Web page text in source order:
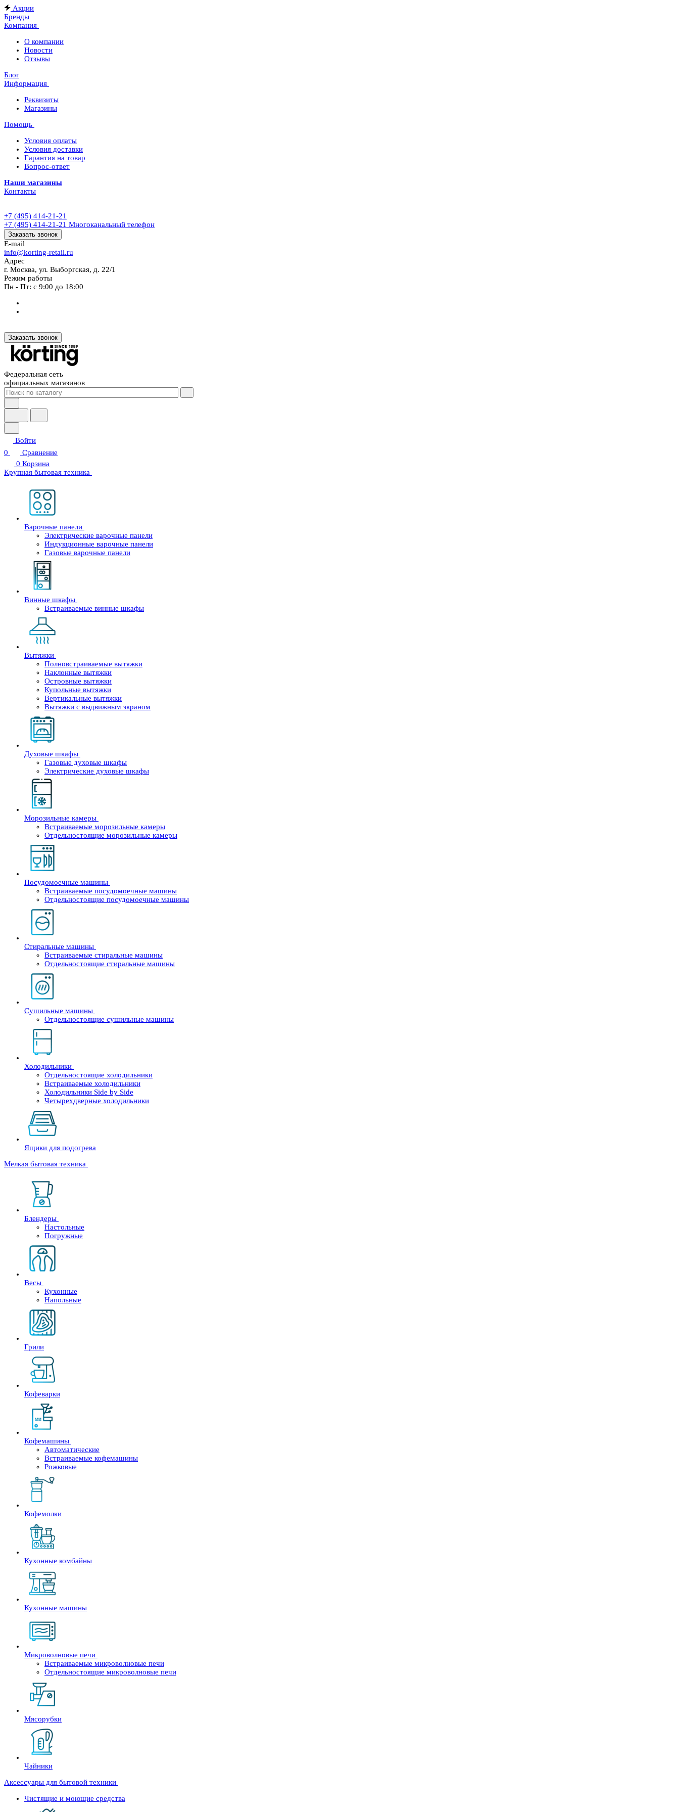
Акции
Бренды
Компания
О компании
Новости
Отзывы
Блог
Информация
Реквизиты
Магазины
Помощь
Условия оплаты
Условия доставки
Гарантия на товар
Вопрос-ответ
Наши магазины
Контакты
+7 (495) 414-21-21
+7 (495) 414-21-21 Многоканальный телефон
Заказать звонок
E-mail
info@korting-retail.ru
Адрес
г. Москва, ул. Выборгская, д. 22/1
Режим работы
Пн - Пт: с 9:00 до 18:00
Заказать звонок
Федеральная сеть
официальных магазинов
Войти
0
Сравнение
0 Корзина
Крупная бытовая техника
Варочные панели
Электрические варочные панели
Индукционные варочные панели
Газовые варочные панели
Винные шкафы
Встраиваемые винные шкафы
Вытяжки
Полновстраиваемые вытяжки
Наклонные вытяжки
Островные вытяжки
Купольные вытяжки
Вертикальные вытяжки
Вытяжки с выдвижным экраном
Духовые шкафы
Газовые духовые шкафы
Электрические духовые шкафы
Морозильные камеры
Встраиваемые морозильные камеры
Отдельностоящие морозильные камеры
Посудомоечные машины
Встраиваемые посудомоечные машины
Отдельностоящие посудомоечные машины
Стиральные машины
Встраиваемые стиральные машины
Отдельностоящие стиральные машины
Сушильные машины
Отдельностоящие сушильные машины
Холодильники
Отдельностоящие холодильники
Встраиваемые холодильники
Холодильники Side by Side
Четырехдверные холодильники
Ящики для подогрева
Мелкая бытовая техника
Блендеры
Настольные
Погружные
Весы
Кухонные
Напольные
Грили
Кофеварки
Кофемашины
Автоматические
Встраиваемые кофемашины
Рожковые
Кофемолки
Кухонные комбайны
Кухонные машины
Микроволновые печи
Встраиваемые микроволновые печи
Отдельностоящие микроволновые печи
Мясорубки
Чайники
Аксессуары для бытовой техники
Чистящие и моющие средства